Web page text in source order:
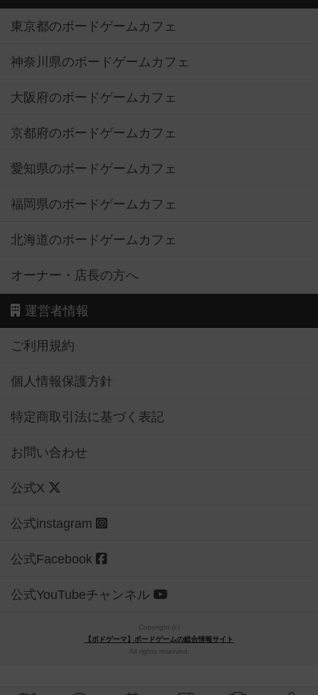
東京都のボードゲームカフェ
神奈川県のボードゲームカフェ
大阪府のボードゲームカフェ
京都府のボードゲームカフェ
愛知県のボードゲームカフェ
福岡県のボードゲームカフェ
北海道のボードゲームカフェ
オーナー・店長の方へ
運営者情報
ご利用規約
個人情報保護方針
特定商取引法に基づく表記
お問い合わせ
公式X
公式instagram
公式Facebook
公式YouTubeチャンネル
Copyright (c)
【ボドゲーマ】ボードゲームの総合情報サイト
All rights reserved.